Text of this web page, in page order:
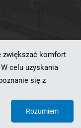
zwiększać komfort
celu uzyskania
się z
Rozumiem